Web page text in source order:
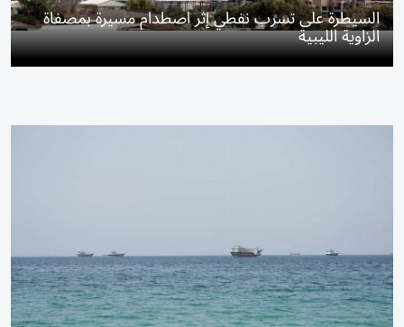
السيطرة على تسرب نفطي إثر اصطدام مسيرة بمصفاة
الزاوية الليبية